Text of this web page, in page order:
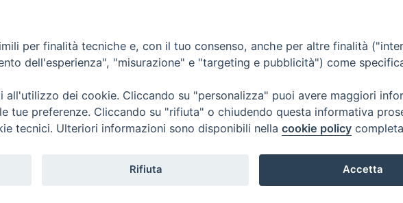
Privacy Policy Cookie Policy
Editrice
per finalità tecniche e, con il tuo consenso, anche per altre finalità
dell'esperienza", "misurazione" e "targeting e pubblicità") come
all'utilizzo dei cookie. Cliccando su "personalizza" puoi avere maggiori
tue preferenze. Cliccando su "rifiuta" o chiudendo questa informativa
tecnici. Ulteriori informazioni sono disponibili nella cookie policy
Rifiuta Accetta